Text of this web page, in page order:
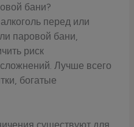
бани?
перед или
паровой бани,
риск
Лучше всего
богатые
существуют для